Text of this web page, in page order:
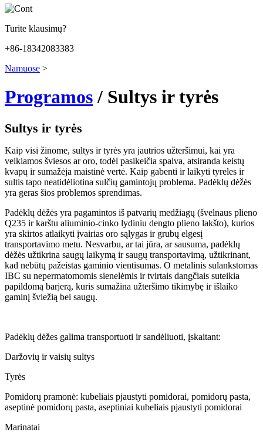
Turite klausimų?
+86-18342083383
Namuose >
Programos/ Sultys ir tyrės
Sultys ir tyrės
Kaip visi žinome, sultys ir tyrės yra jautrios užteršimui, kai yra
veikiamos šviesos ar oro, todėl pasikeičia spalva, atsiranda keistų
kvapų ir sumažėja maistinė vertė. Kaip gabenti ir laikyti tyreles ir
sultis tapo neatidėliotina sulčių gamintojų problema. Padėklų dėžės
yra geras šios problemos sprendimas.
Padėklų dėžės yra pagamintos iš patvarių medžiagų (švelnaus plieno
Q235 ir karštu aliuminio-cinko lydiniu dengto plieno lakšto), kurios
yra skirtos atlaikyti įvairias oro sąlygas ir grubų elgesį
transportavimo metu. Nesvarbu, ar tai jūra, ar sausuma, padėklų
dėžės užtikrina saugų laikymą ir saugų transportavimą, užtikrinant,
kad nebūtų pažeistas gaminio vientisumas. O metalinis sulankstomas
IBC su nepermatomomis sienelėmis ir tvirtais dangčiais suteikia
papildomą barjerą, kuris sumažina užteršimo tikimybę ir išlaiko
gaminį šviežią bei saugų.
Padėklų dėžes galima transportuoti ir sandėliuoti, įskaitant:
Daržovių ir vaisių sultys
Tyrės
Pomidorų pramonė: kubeliais pjaustyti pomidorai, pomidorų pasta,
aseptinė pomidorų pasta, aseptiniai kubeliais pjaustyti pomidorai
Marinatai